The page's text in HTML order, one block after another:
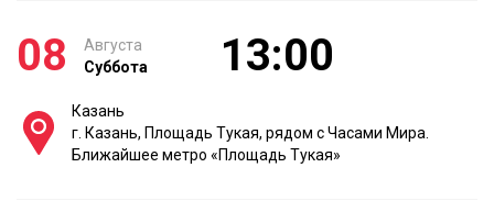
08
Августа
Суббота
13:00
Казань
г. Казань, Площадь Тукая, рядом с Часами Мира.
Ближайшее метро «Площадь Тукая»